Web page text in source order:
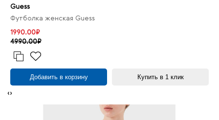
Guess
Футболка женская Guess
1990.00₽
4990.00₽
Добавить в корзину Купить в 1 клик
‹›